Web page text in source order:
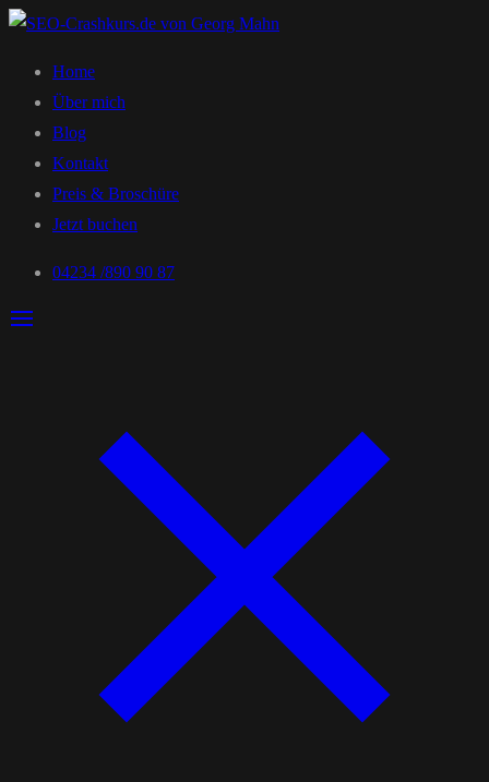
Home
Über mich
Blog
Kontakt
Preis & Broschüre
Jetzt buchen
04234 /890 90 87